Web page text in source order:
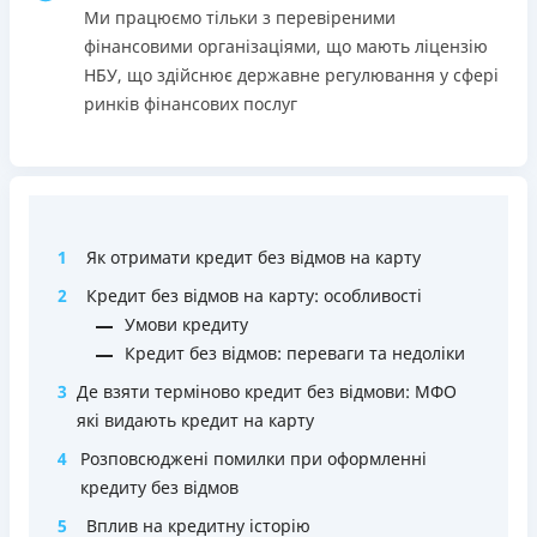
Вся інформація про кредит
ОТРИМАТИ ПОЗИКУ
застави та поручителів;
Процес повністю автоматизований і займає до 5
хвилин;
Видача коштів відбувається цілодобово по всій
Нема кредиту для юросіб (ФОП)
Немає цілодобової підтримки по телефону, в Viber,
Telegram, Facebook
Погашення
Оплата на розрахунковий рахунок
Онлайн (через сайт або інтернет-банкінг)
Через термінали Приватбанку
Через термінали самообслуговування
Ми працюємо тільки з перевіреними
фінансовими організаціями, що мають ліцензію
НБУ, що здійснює державне регулювання у сфері
ринків фінансових послуг
1
Як отримати кредит без відмов на карту
2
Кредит без відмов на карту: особливості
Умови кредиту
Кредит без відмов: переваги та недоліки
3 Де взяти терміново кредит без відмови: МФО
які видають кредит на карту
4
Розповсюджені помилки при оформленні
кредиту без відмов
5
Вплив на кредитну історію